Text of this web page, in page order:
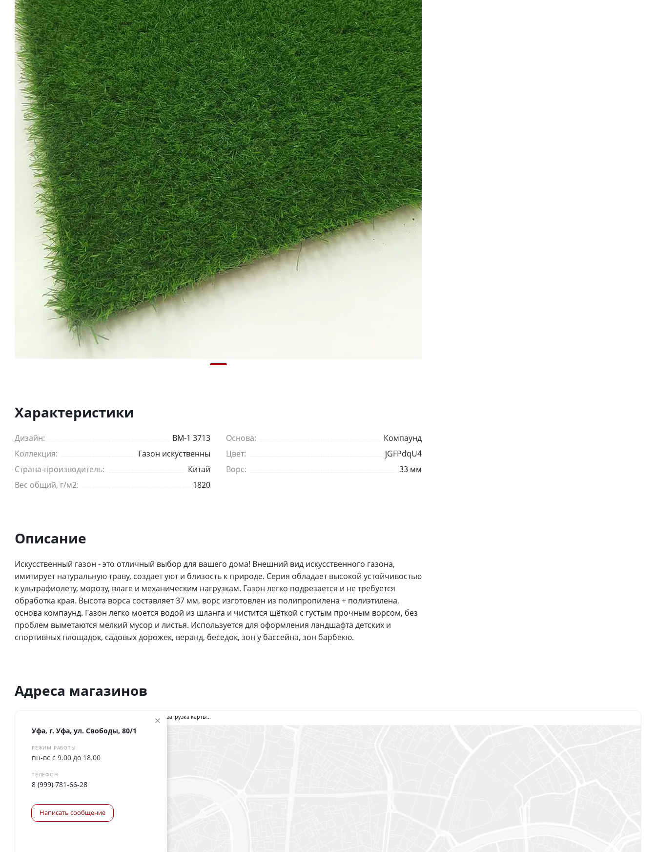
Характеристики
Дизайн:
BM-1 3713
Коллекция:
Газон искуственны
Страна-производитель:
Китай
Вес общий, г/м2:
1820
Основа:
Компаунд
Цвет:
jGFPdqU4
Ворс:
33 мм
Описание
Искусственный газон - это отличный выбор для вашего дома! Внешний вид искусственного газона,
имитирует натуральную траву, создает уют и близость к природе. Серия обладает высокой устойчивостью
к ультрафиолету, морозу, влаге и механическим нагрузкам. Газон легко подрезается и не требуется
обработка края. Высота ворса составляет 37 мм, ворс изготовлен из полипропилена + полиэтилена,
основа компаунд. Газон легко моется водой из шланга и чистится щёткой с густым прочным ворсом, без
проблем выметаются мелкий мусор и листья. Используется для оформления ландшафта детских и
спортивных площадок, садовых дорожек, веранд, беседок, зон у бассейна, зон барбекю.
Адреса магазинов
Уфа, г. Уфа, ул. Свободы, 80/1
РЕЖИМ РАБОТЫ
пн-вс с 9.00 до 18.00
ТЕЛЕФОН
8 (999) 781-66-28
Написать сообщение
загрузка карты...
Ваше имя*
Телефон*
E-mail
Комментарий
Я согласен наобработку персональных данных
*— Обязательные поля
Отправить